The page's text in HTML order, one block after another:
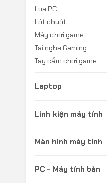
Loa PC
Lót chuột
Máy chơi game
Tai nghe Gaming
Tay cầm chơi game
Laptop
Linh kiện máy tính
Màn hình máy tính
PC - Máy tính bàn